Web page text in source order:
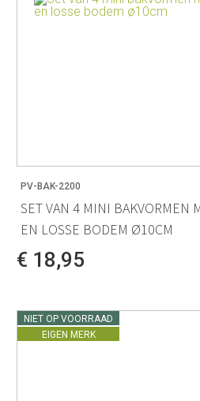
PV-BAK-2200
SET VAN 4 MINI BAKVORMEN
EN LOSSE BODEM Ø10CM
€ 18,95
NIET OP VOORRAAD
EIGEN MERK